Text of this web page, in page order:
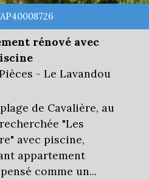
rénové avec
- Le Lavandou
de Cavalière, au
"Les
avec piscine,
appartement
comme un...